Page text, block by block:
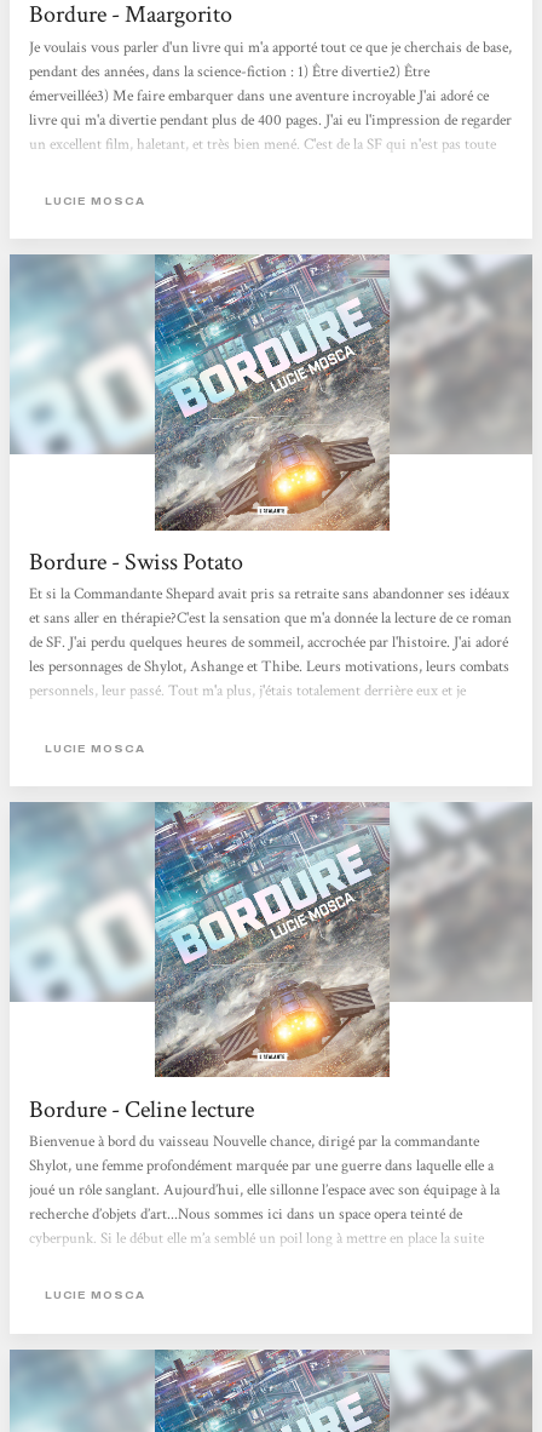
Bordure - Maargorito
Je voulais vous parler d'un livre qui m'a apporté tout ce que je cherchais de base,
pendant des années, dans la science-fiction : 1) Être divertie2) Être
émerveillée3) Me faire embarquer dans une aventure incroyable J'ai adoré ce
livre qui m'a divertie pendant plus de 400 pages. J'ai eu l'impression de regarder
un excellent film, haletant, et très bien mené. C'est de la SF qui n'est pas toute
vaisseaux spatiaux, des extraterrestres, des gros pistolets blaster, et des
LUCIE MOSCA
Bordure - Swiss Potato
Et si la Commandante Shepard avait pris sa retraite sans abandonner ses idéaux
et sans aller en thérapie?C'est la sensation que m'a donnée la lecture de ce roman
de SF. J'ai perdu quelques heures de sommeil, accrochée par l'histoire. J'ai adoré
les personnages de Shylot, Ashange et Thibe. Leurs motivations, leurs combats
personnels, leur passé. Tout m'a plus, j'étais totalement derrière eux et je
solaire...
LUCIE MOSCA
Bordure - Celine lecture
Bienvenue à bord du vaisseau Nouvelle chance, dirigé par la commandante
Shylot, une femme profondément marquée par une guerre dans laquelle elle a
joué un rôle sanglant. Aujourd’hui, elle sillonne l’espace avec son équipage à la
recherche d’objets d’art...Nous sommes ici dans un space opera teinté de
cyberpunk. Si le début elle m’a semblé un poil long à mettre en place la suite
pilier de l’histoire : Shylot. Hyper compétente, badass, capable de retourner
LUCIE MOSCA